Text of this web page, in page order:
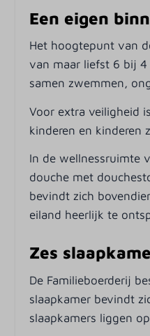
Stofzuiger
Veiligheid
Rookmelder
Een eigen
Het hoogtepunt van
van maar liefst 6 bij
samen zwemmen,
Voor extra veiligheid
kinderen en kinderen
In de wellnessruimte
douche met
bevindt zich
eiland heerlijk te
Zes
De Familieboerderij
slaapkamer bevindt
slaapkamers liggen